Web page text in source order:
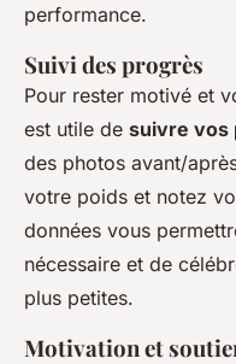
performance.
Suivi des progrès
Pour rester motivé et
est utile de suivre vos
des photos avant/
votre poids et notez
données vous
nécessaire et de
plus petites.
Motivation et